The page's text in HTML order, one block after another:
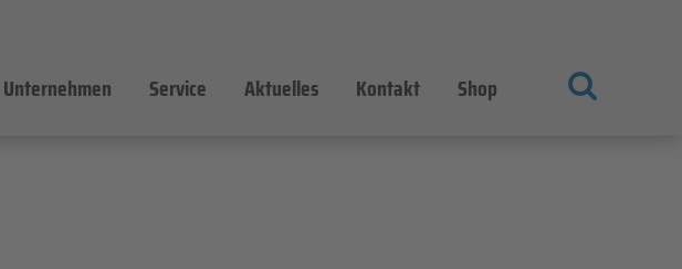
Unternehmen Service Aktuelles Kontakt Shop